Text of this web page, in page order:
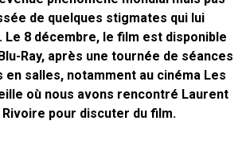
de quelques stigmates qui lui
Le 8 décembre, le film est disponible
Ray, après une tournée de séances
salles, notamment au cinéma Les
où nous avons rencontré Laurent
Rivoire pour discuter du film.